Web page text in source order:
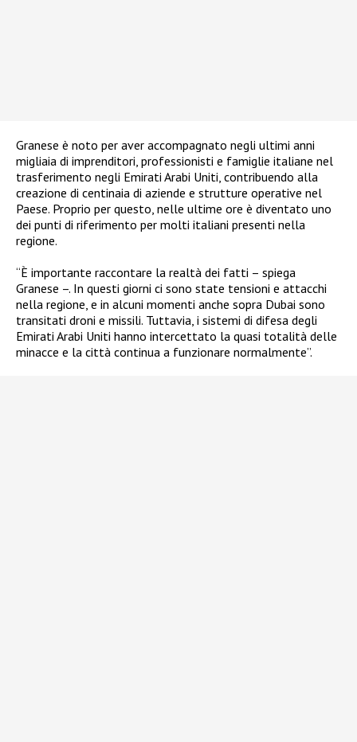
Granese è noto per aver accompagnato negli ultimi anni
migliaia di imprenditori, professionisti e famiglie italiane nel
trasferimento negli Emirati Arabi Uniti, contribuendo alla
creazione di centinaia di aziende e strutture operative nel
Paese. Proprio per questo, nelle ultime ore è diventato uno
dei punti di riferimento per molti italiani presenti nella
regione.
“È importante raccontare la realtà dei fatti – spiega
Granese –. In questi giorni ci sono state tensioni e attacchi
nella regione, e in alcuni momenti anche sopra Dubai sono
transitati droni e missili. Tuttavia, i sistemi di difesa degli
Emirati Arabi Uniti hanno intercettato la quasi totalità delle
minacce e la città continua a funzionare normalmente”.